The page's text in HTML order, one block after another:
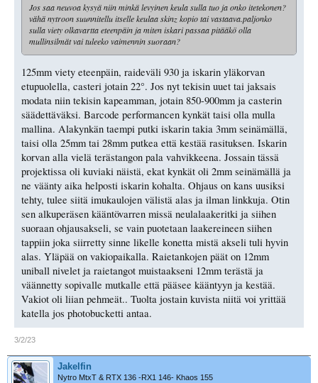
Jos saa neuvoa kysyä niin minkä levyinen keula sulla tuo ja onko itetekonen?
vähä nytroon suunnitellu itselle keulaa skinz kopio tai vastaava.paljonko
sulla viety olkavartta eteenpäin ja miten iskari passaa pitääkö olla
mullinsilmät vai tuleeko vaimennin suoraan?
125mm viety eteenpäin, raideväli 930 ja iskarin yläkorvan
etupuolella, casteri jotain 22°. Jos nyt tekisin uuet tai jaksais
modata niin tekisin kapeamman, jotain 850-900mm ja casterin
säädettäväksi. Barcode performancen kynkät taisi olla mulla
mallina. Alakynkän taempi putki iskarin takia 3mm seinämällä,
taisi olla 25mm tai 28mm putkea että kestää rasituksen. Iskarin
korvan alla vielä terästangon pala vahvikkeena. Jossain tässä
projektissa oli kuviaki näistä, ekat kynkät oli 2mm seinämällä ja
ne väänty aika helposti iskarin kohalta. Ohjaus on kans uusiksi
tehty, tulee siitä imukaulojen välistä alas ja ilman linkkuja. Otin
sen alkuperäsen kääntövarren missä neulalaakeritki ja siihen
suoraan ohjausakseli, se vain puotetaan laakereineen siihen
tappiin joka siirretty sinne likelle konetta mistä akseli tuli hyvin
alas. Yläpää on vakiopaikalla. Raietankojen päät on 12mm
uniball nivelet ja raietangot muistaakseni 12mm terästä ja
väännetty sopivalle mutkalle että pääsee kääntyyn ja kestää.
Vakiot oli liian pehmeät.. Tuolta jostain kuvista niitä voi yrittää
katella jos photobucketti antaa.
3/2/23
Jakelfin
Nytro MtxT & RTX 136 -RX1 146- Khaos 155